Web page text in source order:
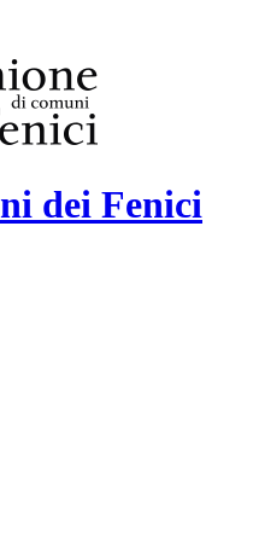
dei Fenici